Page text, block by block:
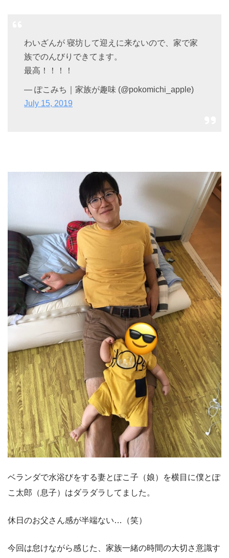
わいざんが 寝坊して迎えに来ないので、家で家
族でのんびりできてます。
最高！！！！
— ぽこみち｜家族が趣味 (@pokomichi_apple)
July 15, 2019
ベランダで水浴びをする妻とぽこ子（娘）を横目に僕とぽ
こ太郎（息子）はダラダラしてました。
休日のお父さん感が半端ない…（笑）
今回は怠けながら感じた、家族一緒の時間の大切さ意識す